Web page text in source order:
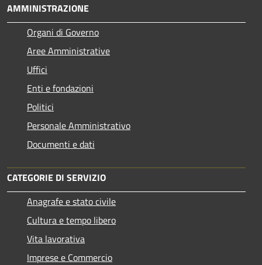
AMMINISTRAZIONE
Organi di Governo
Aree Amministrative
Uffici
Enti e fondazioni
Politici
Personale Amministrativo
Documenti e dati
CATEGORIE DI SERVIZIO
Anagrafe e stato civile
Cultura e tempo libero
Vita lavorativa
Imprese e Commercio